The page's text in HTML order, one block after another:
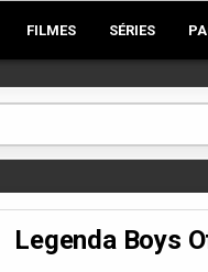
FILMES SÉRIES
Legenda Boys